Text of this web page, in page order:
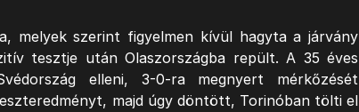
melyek szerint figyelmen kívül hagyta a járvány
tesztje után Olaszországba repült. A 35 éves
elleni, 3-0-ra megnyert mérkőzését
majd úgy döntött, Torinóban tölti el